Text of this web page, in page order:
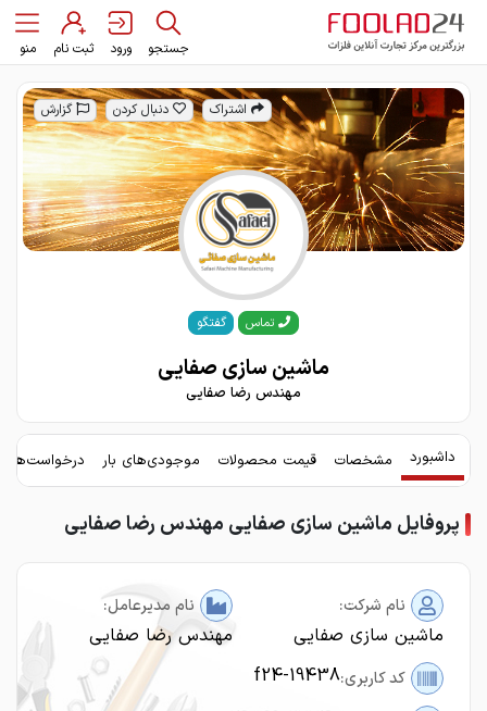
جستجو ورود ثبت نام منو
اشتراک دنبال کردن گزارش
تماس گفتگو
ماشین سازی صفایی
مهندس رضا صفایی
داشبورد مشخصات قیمت محصولات موجودی‌های بار
پروفایل ماشین سازی صفایی مهندس رضا صفایی
نام شرکت:
ماشین سازی صفایی
نام مدیرعامل:
مهندس رضا صفایی
کد کاربری:f24-19438